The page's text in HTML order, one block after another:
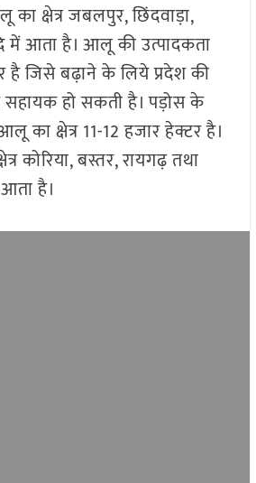
क्षेत्र जबलपुर, छिंदवाड़ा,
में आता है। आलू की उत्पादकता
है जिसे बढ़ाने के लिये प्रदेश की
हो सकती है। पड़ोस के
का क्षेत्र 11-12 हजार हेक्टर है।
कोरिया, बस्तर, रायगढ़ तथा
है।